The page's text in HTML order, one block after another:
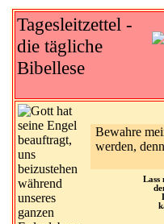
Tagesleitzettel -
die tägliche
Bibellese
Bewahre
werden,
Lass